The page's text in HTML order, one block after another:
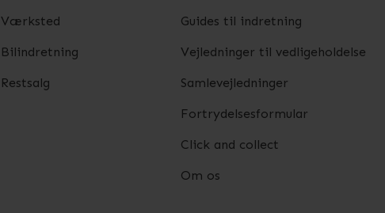
Værksted
Bilindretning
Restsalg
Guides til indretning
Vejledninger til vedligeholdelse
Samlevejledninger
Fortrydelsesformular
Click and collect
Om os